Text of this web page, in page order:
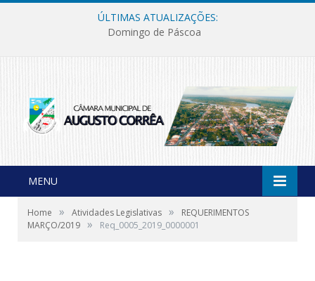
ÚLTIMAS ATUALIZAÇÕES:
Domingo de Páscoa
MENU
Home » Atividades Legislativas »
REQUERIMENTOS
MARÇO/2019 » Req_0005_2019_0000001